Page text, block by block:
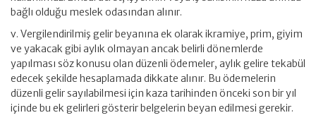
bağlı olduğu meslek odasından alınır.
v. Vergilendirilmiş gelir beyanına ek olarak ikramiye, prim, giyim
ve yakacak gibi aylık olmayan ancak belirli dönemlerde
yapılması söz konusu olan düzenli ödemeler, aylık gelire tekabül
edecek şekilde hesaplamada dikkate alınır. Bu ödemelerin
düzenli gelir sayılabilmesi için kaza tarihinden önceki son bir yıl
içinde bu ek gelirleri gösterir belgelerin beyan edilmesi gerekir.